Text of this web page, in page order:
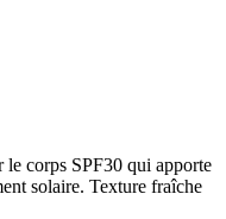
le corps SPF30 qui apporte
solaire. Texture fraîche